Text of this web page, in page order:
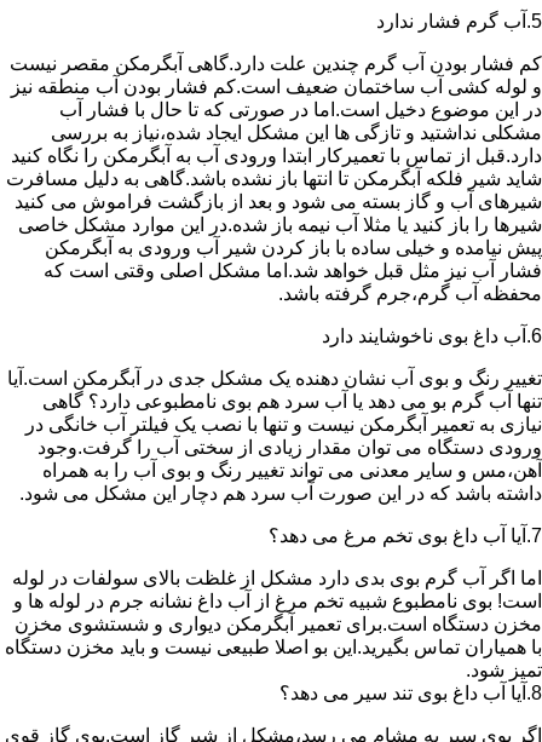
5.آب گرم فشار ندارد
کم فشار بودن آب گرم چندین علت دارد.گاهی آبگرمکن مقصر نیست
و لوله کشی آب ساختمان ضعیف است.کم فشار بودن آب منطقه نیز
در این موضوع دخیل است.اما در صورتی که تا حال با فشار آب
مشکلی نداشتید و تازگی ها این مشکل ایجاد شده،نیاز به بررسی
دارد.قبل از تماس با تعمیرکار ابتدا ورودی آب به آبگرمکن را نگاه کنید
شاید شیر فلکه آبگرمکن تا انتها باز نشده باشد.گاهی به دلیل مسافرت
شیرهای آب و گاز بسته می شود و بعد از بازگشت فراموش می کنید
شیرها را باز کنید یا مثلا آب نیمه باز شده.در این موارد مشکل خاصی
پیش نیامده و خیلی ساده با باز کردن شیر آب ورودی به آبگرمکن
فشار آب نیز مثل قبل خواهد شد.اما مشکل اصلی وقتی است که
محفظه آب گرم،جرم گرفته باشد.
6.آب داغ بوی ناخوشایند دارد
تغییر رنگ و بوی آب نشان دهنده یک مشکل جدی در آبگرمکن است.آیا
تنها آب گرم بو می دهد یا آب سرد هم بوی نامطبوعی دارد؟ گاهی
نیازی به تعمیر آبگرمکن نیست و تنها با نصب یک فیلتر آب خانگی در
ورودی دستگاه می توان مقدار زیادی از سختی آب را گرفت.وجود
آهن،مس و سایر معدنی می تواند تغییر رنگ و بوی آب را به همراه
داشته باشد که در این صورت آب سرد هم دچار این مشکل می شود.
7.آیا آب داغ بوی تخم مرغ می دهد؟
اما اگر آب گرم بوی بدی دارد مشکل از غلظت بالای سولفات در لوله
است! بوی نامطبوع شبیه تخم مرغ از آب داغ نشانه جرم در لوله ها و
مخزن دستگاه است.برای تعمیر آبگرمکن دیواری و شستشوی مخزن
با همیاران تماس بگیرید.این بو اصلا طبیعی نیست و باید مخزن دستگاه
تمیز شود.
8.آیا آب داغ بوی تند سیر می دهد؟
اگر بوی سیر به مشام می رسد،مشکل از شیر گاز است.بوی گاز قوی